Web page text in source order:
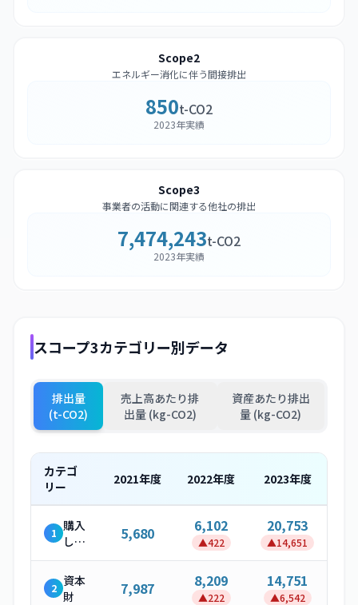
Scope2
エネルギー消化に伴う間接排出
850t-CO2
2023年実績
Scope3
事業者の活動に関連する他社の排出
7,474,243t-CO2
2023年実績
スコープ3カテゴリー別データ
排出量
(t-CO2)
売上高あたり排
出量 (kg-CO2)
資産あたり排出
量 (kg-CO2)
カテゴ
リー
2021年度 2022年度 2023年度
1 購入
した
製
品・
サー
5,680 6,102
▲422
20,753
▲14,651
2 資本
財
7,987 8,209
▲222
14,751
▲6,542